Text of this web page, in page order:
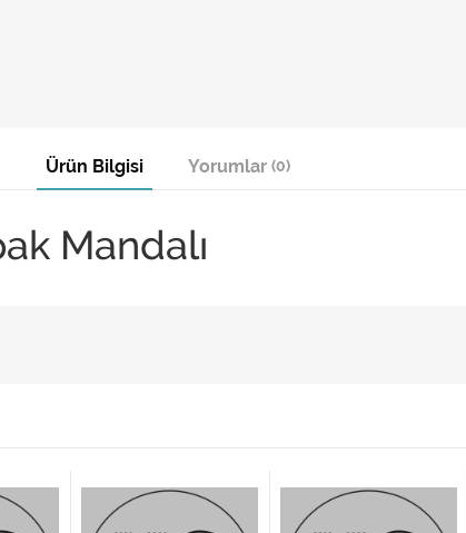
Ürün Bilgisi Yorumlar (0)
Mandalı